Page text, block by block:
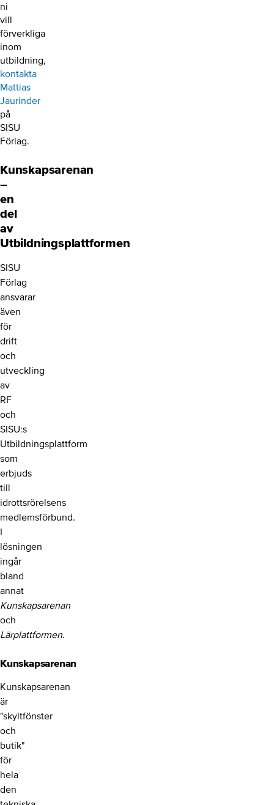
ni
vill
förverkliga
inom
utbildning,
kontakta
Mattias
Jaurinder
på
SISU
Förlag.
Kunskapsarenan
–
en
del
av
Utbildningsplattformen
SISU
Förlag
ansvarar
även
för
drift
och
utveckling
av
RF
och
SISU:s
Utbildningsplattform
som
erbjuds
till
idrottsrörelsens
medlemsförbund.
I
lösningen
ingår
bland
annat
Kunskapsarenan
och
Lärplattformen.
Kunskapsarenan
Kunskapsarenan
är
"skyltfönster
och
butik"
för
hela
den